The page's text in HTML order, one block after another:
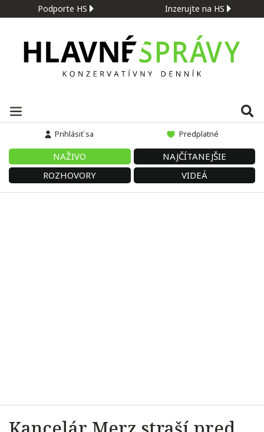
Podporte HS Inzerujte na HS
Prihlásiť sa Predplatné
NAŽIVO
NAJČÍTANEJŠIE
ROZHOVORY
VIDEÁ